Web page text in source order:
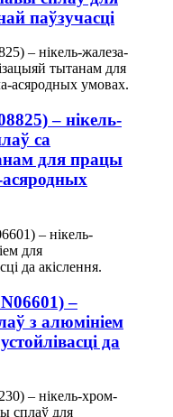
паўзучасці
– нікель-
са
для працы
асяродных
–
з алюмініем
да